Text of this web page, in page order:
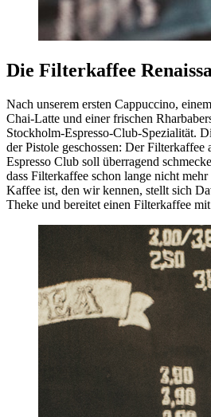
Die Filterkaffee
Nach unserem ersten Cappuccino,
Chai-Latte und einer frischen
Stockholm-Espresso-Club-Spezialität.
der Pistole geschossen: Der Filterkaffee
Espresso Club soll überragend
dass Filterkaffee schon lange nicht
Kaffee ist, den wir kennen, stellt sich
Theke und bereitet einen Filterkaffee